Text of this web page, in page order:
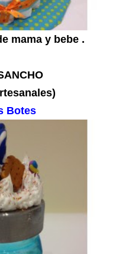
mama y bebe .
Botes